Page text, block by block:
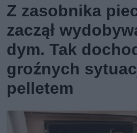
Z zasobnika
zaczął
dym. Tak
groźnych
pelletem